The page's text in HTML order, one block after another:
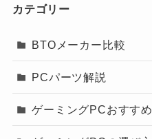
カテゴリー
BTOメーカー比較
PCパーツ解説
ゲーミングPCおすすめ